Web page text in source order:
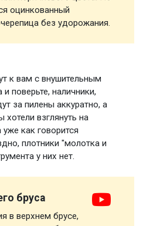
оцинкованный
без удорожания.
к вам с внушительным
поверьте, наличники,
за пилены аккуратно, а
взглянуть на
уже как говорится
плотники "молотка и
у них нет.
бруса
в верхнем брусе,